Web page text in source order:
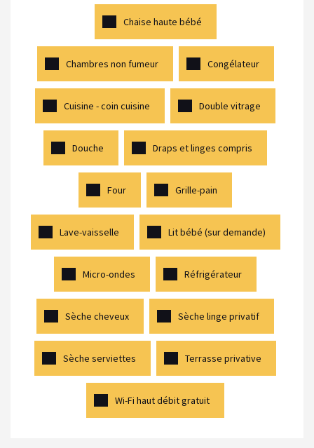
Chaise haute bébé
Chambres non fumeur Congélateur
Cuisine - coin cuisine Double vitrage
Douche Draps et linges compris
Four Grille-pain
Lave-vaisselle Lit bébé (sur demande)
Micro-ondes Réfrigérateur
Sèche cheveux Sèche linge privatif
Sèche serviettes Terrasse privative
Wi-Fi haut débit gratuit